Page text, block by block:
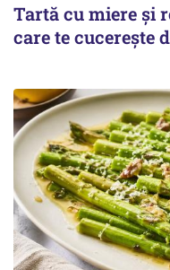
Tartă cu miere și
care te cucerește